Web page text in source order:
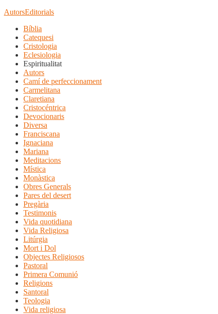
AutorsEditorials
Bíblia
Catequesi
Cristologia
Eclesiologia
Espiritualitat
Autors
Camí de perfeccionament
Carmelitana
Claretiana
Cristocéntrica
Devocionaris
Diversa
Franciscana
Ignaciana
Mariana
Meditacions
Mística
Monàstica
Obres Generals
Pares del desert
Pregària
Testimonis
Vida quotidiana
Vida Religiosa
Litúrgia
Mort i Dol
Objectes Religiosos
Pastoral
Primera Comunió
Religions
Santoral
Teologia
Vida religiosa